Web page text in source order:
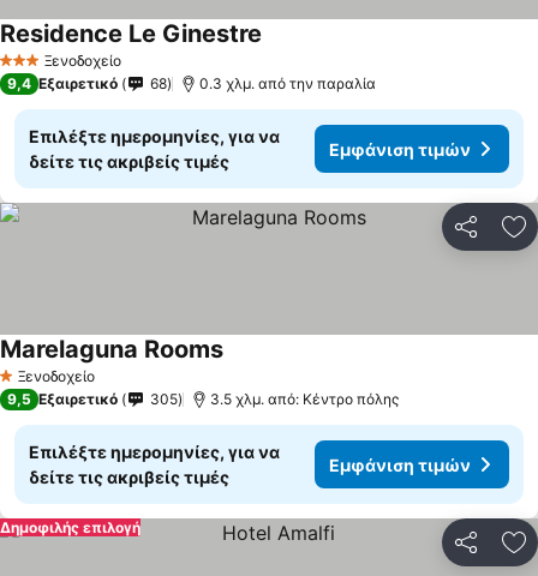
3 ΑστέριαΞενοδοχείο
Residence Le Ginestre
9,4 Εξαιρετικό 68 0.3 χλμ. από την παραλία
Επιλέξτε ημερομηνίες, για να
δείτε τις ακριβείς τιμές
Εμφάνιση τιμών
1 Αστέρια
Ξενοδοχείο
Marelaguna RoomsΕμφάνιση τιμών
9,5 Εξαιρετικό 305 3.5 χλμ. από: Κέντρο πόλης
Επιλέξτε ημερομηνίες, για να
δείτε τις ακριβείς τιμές
Εμφάνιση τιμών
Δημοφιλής επιλογή